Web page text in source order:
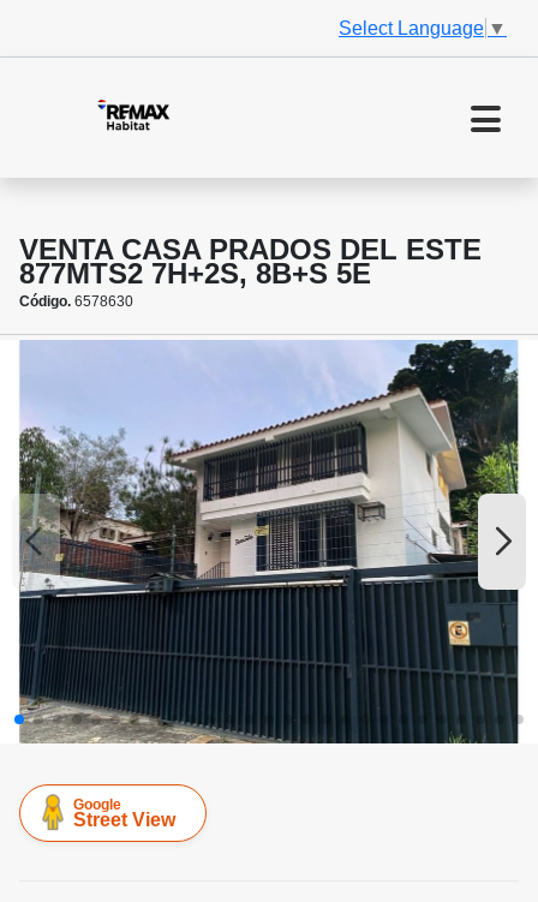
Select Language ▼
VENTA CASA PRADOS DEL ESTE
877MTS2 7H+2S, 8B+S 5E
Código. 6578630
Google
Street View